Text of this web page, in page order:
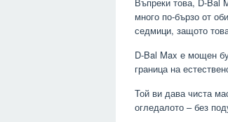
много по-бързо от
седмици, защото
D-Bal Max е мощен
граница на
Той ви дава чиста
огледалото – без